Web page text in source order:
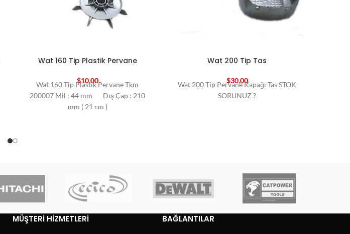
Wat 160 Tip Plastik Pervane
$10,00
Wat 160 Tip Plastik Pervane Tkm
200007 Mil : 44 mm Dış Çap : 210
mm ( 21 cm )
Wat 200 Tip Tas
$30,00
Wat 200 Tip Pervane Kapağı Tas STOK
SORUNUZ ?
MÜŞTERI HIZMETLERI BAĞLANTILAR